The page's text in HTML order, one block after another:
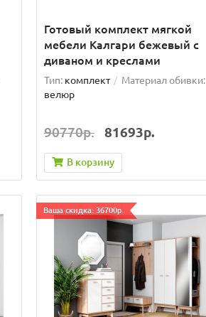
Готовый комплект мягкой
мебели Калгари бежевый с
диваном и креслами
Тип: комплект
Материал обивки:
велюр
90770р. 81693р.
В корзину
Ваша скидка: 36700р.